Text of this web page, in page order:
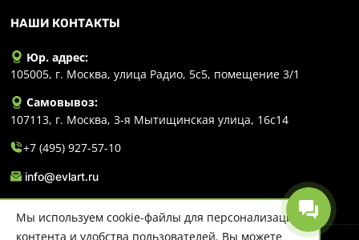
НАШИ КОНТАКТЫ
Юр. адрес:
105005, г. Москва, улица Радио, 5с5, помещение 3/1
Самовывоз:
107113, г. Москва, 3-я Мытищинская улица, 16с14
+7 (495) 927-57-10
info@evlart.ru
Мы используем cookie-файлы для персонализации
контента и удобства пользователей. Вы можете